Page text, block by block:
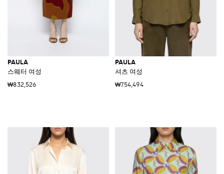
PAULA
스웨터 여성
₩832,526
PAULA
셔츠 여성
₩754,494